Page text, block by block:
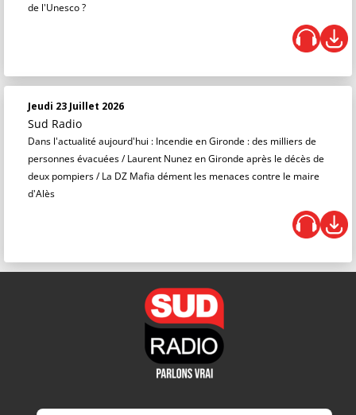
de l'Unesco ?
Jeudi 23 Juillet 2026
Sud Radio
Dans l'actualité aujourd'hui : Incendie en Gironde : des milliers de
personnes évacuées / Laurent Nunez en Gironde après le décès de
deux pompiers / La DZ Mafia dément les menaces contre le maire
d'Alès